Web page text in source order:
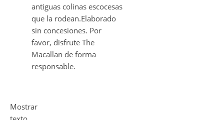
antiguas colinas escocesas
que la rodean.Elaborado
sin concesiones. Por
favor, disfrute The
Macallan de forma
responsable.
Mostrar